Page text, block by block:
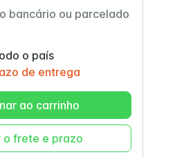
Trophic 1.5
bancário ou parcelado
o país
de entrega
ao carrinho
o frete e prazo